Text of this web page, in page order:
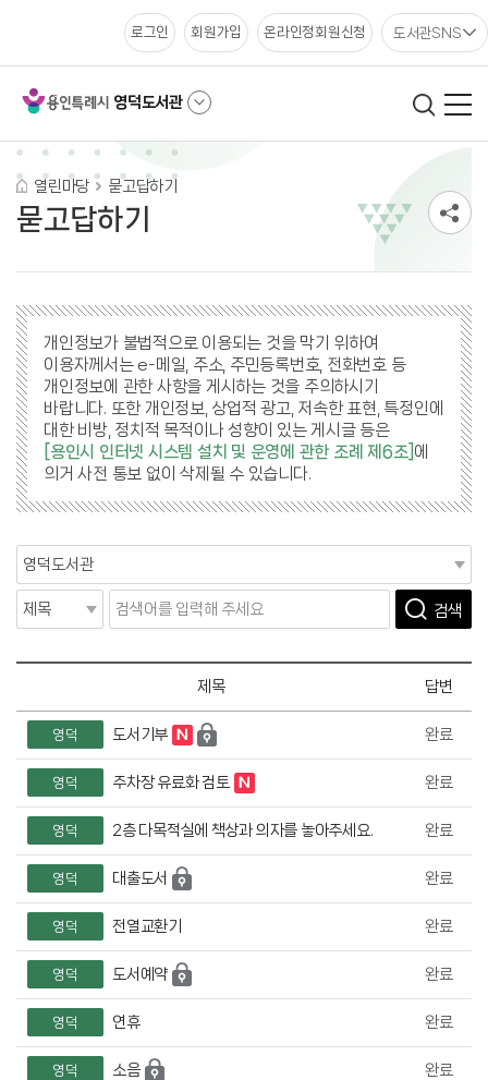
영덕도서관
로그인 회원가입 온라인정회원신청 도서관SNS
열린마당 묻고답하기
묻고답하기
개인정보가 불법적으로 이용되는 것을 막기 위하여
이용자께서는 e-메일, 주소, 주민등록번호, 전화번호 등
개인정보에 관한 사항을 게시하는 것을 주의하시기
바랍니다. 또한 개인정보, 상업적 광고, 저속한 표현, 특정인에
대한 비방, 정치적 목적이나 성향이 있는 게시글 등은
[용인시 인터넷 시스템 설치 및 운영에 관한 조례 제6조] 에
의거 사전 통보 없이 삭제될 수 있습니다.
검색
제목 답변
영덕 도서기부 완료
영덕 주차장 유료화 검토 완료
영덕 2층 다목적실에 책상과 의자를 놓아주세요. 완료
영덕 대출도서 완료
영덕 전열교환기 완료
영덕 도서예약 완료
영덕 연휴 완료
영덕 소음 완료